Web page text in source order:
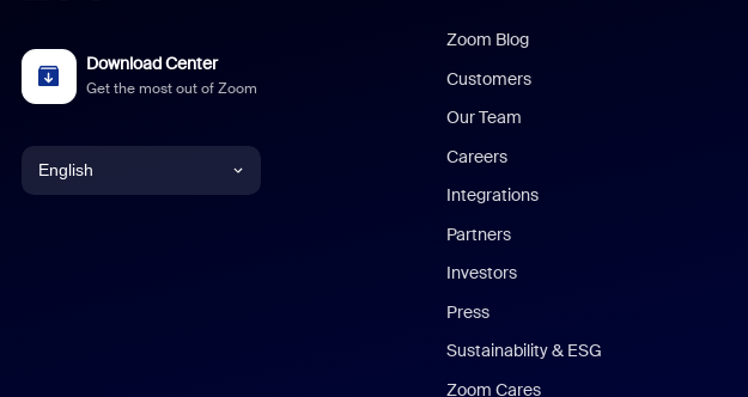
Download Center
Get the most out of Zoom
English
Zoom Blog
Customers
Our Team
Careers
Integrations
Partners
Investors
Press
Sustainability & ESG
Zoom Cares